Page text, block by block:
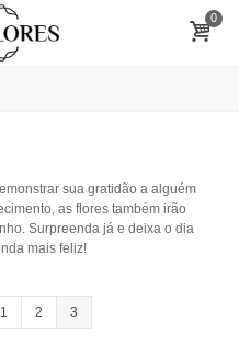
0
sua gratidão a alguém
as flores também irão
Surpreenda já e deixa o dia
mais feliz!
1 2 3